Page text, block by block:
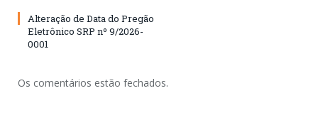
Alteração de Data do Pregão
Eletrônico SRP nº 9/2026-
0001
Os comentários estão fechados.